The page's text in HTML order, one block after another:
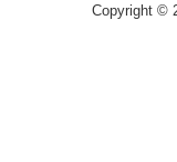
Copyright ©